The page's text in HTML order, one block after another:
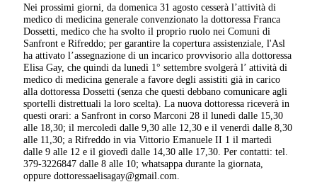
Nei prossimi giorni, da domenica 31 agosto cesserà l’attività di
medico di medicina generale convenzionato la dottoressa Franca
Dossetti, medico che ha svolto il proprio ruolo nei Comuni di
Sanfront e Rifreddo; per garantire la copertura assistenziale, l'Asl
ha attivato l’assegnazione di un incarico provvisorio alla dottoressa
Elisa Gay, che quindi da lunedì 1° settembre svolgerà l’ attività di
medico di medicina generale a favore degli assistiti già in carico
alla dottoressa Dossetti (senza che questi debbano comunicare agli
sportelli distrettuali la loro scelta). La nuova dottoressa riceverà in
questi orari: a Sanfront in corso Marconi 28 il lunedì dalle 15,30
alle 18,30; il mercoledì dalle 9,30 alle 12,30 e il venerdì dalle 8,30
alle 11,30; a Rifreddo in via Vittorio Emanuele II 1 il martedì
dalle 9 alle 12 e il giovedì dalle 14,30 alle 17,30. Per contatti: tel.
379-3226847 dalle 8 alle 10; whatsappa durante la giornata,
oppure dottoressaelisagay@gmail.com.